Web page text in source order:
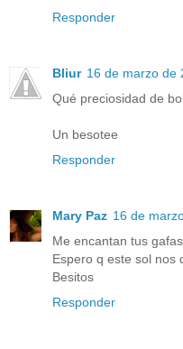
Responder
Bliur 16 de marzo de
Qué preciosidad de
Un besotee
Responder
Mary Paz 16 de
Me encantan tus
Espero q este sol nos
Besitos
Responder